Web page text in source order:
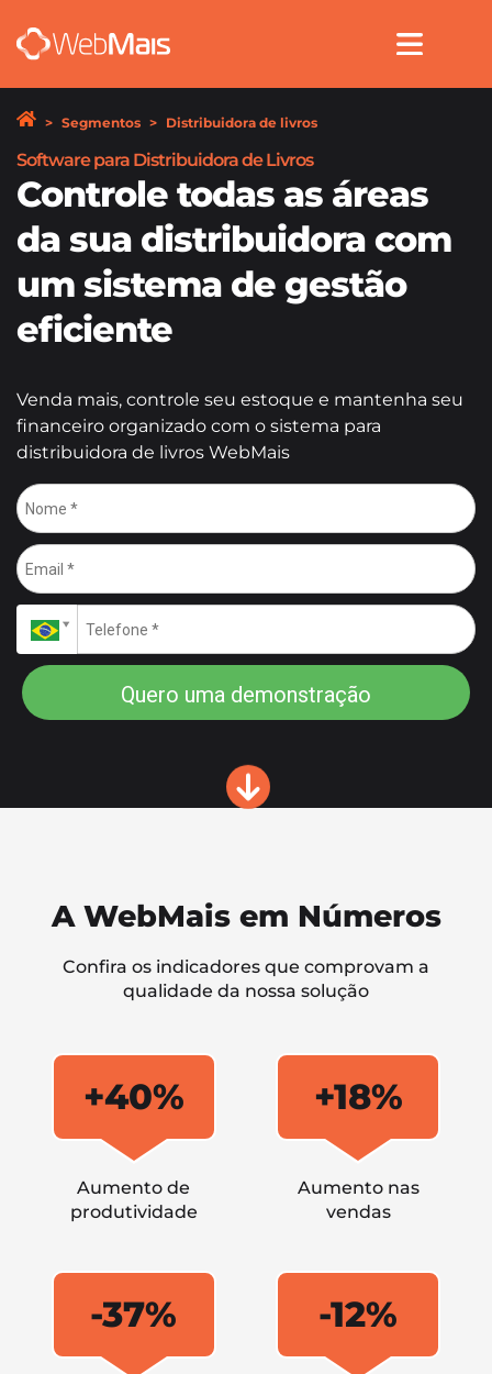
Segmentos Distribuidora de livros
Software para Distribuidora de Livros
Controle todas as áreas
da sua distribuidora com
um sistema de gestão
eficiente
Venda mais, controle seu estoque e mantenha seu
financeiro organizado com o sistema para
distribuidora de livros WebMais
Quero uma demonstração
A WebMais em Números
Confira os indicadores que comprovam a
qualidade da nossa solução
+40%
Aumento de
produtividade
+18%
Aumento nas
vendas
-37% -12%